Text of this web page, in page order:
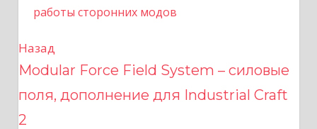
работы сторонних модов
Н
а
в
Назад
Modular Force Field System – силовые
поля, дополнение для Industrial Craft
2